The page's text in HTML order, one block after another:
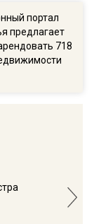
портал
предлагает
718